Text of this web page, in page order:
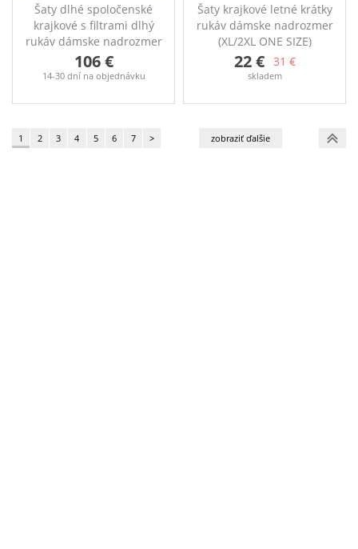
Šaty dlhé spoločenské
krajkové s filtrami dlhý
rukáv dámske nadrozmer
(36-50) POLSKÁ MÓDA
PMLEL25STELLA1
106 €
14-30 dní na objednávku
Šaty krajkové letné krátky
rukáv dámske nadrozmer
(XL/2XL ONE SIZE)
TALIANSKA MÓDA
IMD23LUCA
vhodné na každú
100-110cm, boky 136cm,
22 € 31 €
skladem
1 2 3 4 5 6 7 >